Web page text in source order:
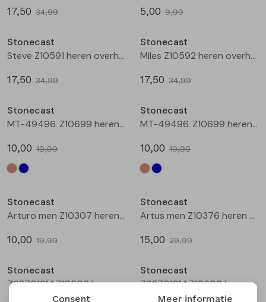
17,50 34,99
5,00 9,99
Stonecast
Steve Z10591 heren overhemd km Blauw
17,50 34,99
Stonecast
Miles Z10592 heren overhemd km Marine
17,50 34,99
Stonecast
MT-49496. Z10699 heren T-Shirt km Kit
10,00 19,99
Stonecast
MT-49496. Z10699 heren T-Shirt km raf/jeans
10,00 19,99
Stonecast
Arturo men Z10307 heren T-Shirt km Raf
10,00 19,99
Stonecast
Artus men Z10376 heren polo Oranje
15,00 29,99
Stonecast
7627019M Z10606 heren buiten jack Groen
Stonecast
7627019M Z10606 heren buiten jack Marine
Consent Meer informatie